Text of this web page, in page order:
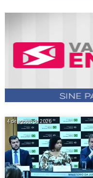
4 de agosto de 2026